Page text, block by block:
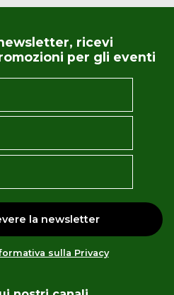
ricevi
per gli eventi
la newsletter
sulla Privacy